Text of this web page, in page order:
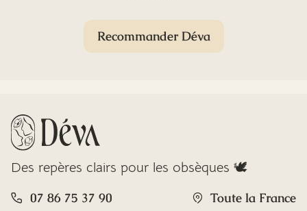
Recommander Déva
Des repères clairs pour les obsèques 🕊️
07 86 75 37 90 Toute la France